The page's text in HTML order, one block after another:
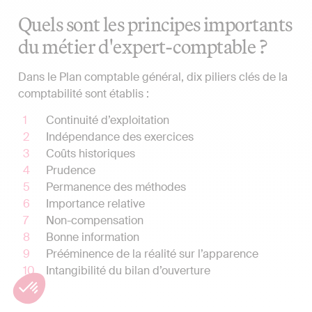
Quels sont les principes importants
du métier d'expert-comptable ?
Dans le Plan comptable général, dix piliers clés de la
comptabilité sont établis :
Continuité d’exploitation
Indépendance des exercices
Coûts historiques
Prudence
Permanence des méthodes
Importance relative
Non-compensation
Bonne information
Prééminence de la réalité sur l’apparence
Intangibilité du bilan d’ouverture